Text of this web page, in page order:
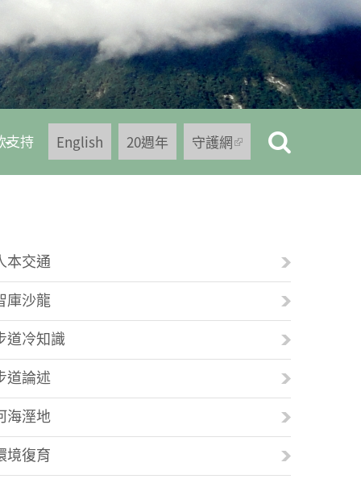
支持 English 20週年 守護網(link is
external)
本交通
庫沙龍
道冷知識
道論述
海溼地
境復育